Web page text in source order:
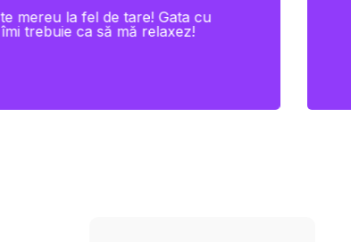
mereu la fel de tare! Gata cu
trebuie ca să mă relaxez!